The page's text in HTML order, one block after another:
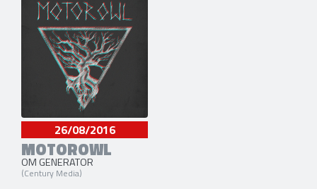
26/08/2016
MOTOROWL
OM GENERATOR
(Century Media)